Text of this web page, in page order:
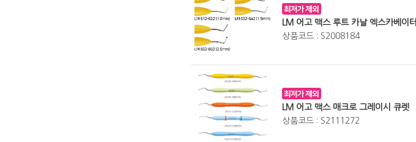
LM 어고 맥스 루트 카날 엑스카베이터
상품코드 : S2008184
LM 어고 맥스 매크로 그레이시 큐렛
상품코드 : S2111272